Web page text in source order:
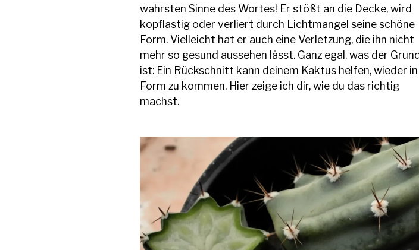
wahrsten Sinne des Wortes! Er stößt an die Decke, wird
kopflastig oder verliert durch Lichtmangel seine schöne
Form. Vielleicht hat er auch eine Verletzung, die ihn nicht
mehr so gesund aussehen lässt. Ganz egal, was der Grund
ist: Ein Rückschnitt kann deinem Kaktus helfen, wieder in
Form zu kommen. Hier zeige ich dir, wie du das richtig
machst.